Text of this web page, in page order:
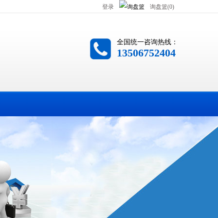
登录 询盘篮(0)
全国统一咨询热线：
13506752404